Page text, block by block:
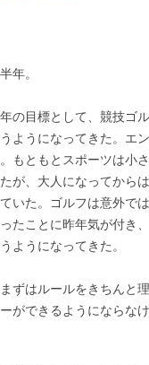
年。
の目標として、競技ゴ
ようになってきた。エ
もともとスポーツは小
が、大人になってから
いた。ゴルフは意外で
たことに昨年気が付き
ようになってきた。
ずはルールをきちんと
ができるようにならな